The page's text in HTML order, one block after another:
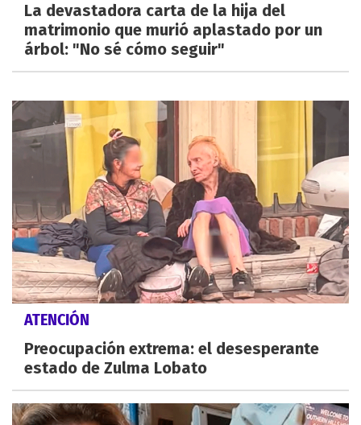
La devastadora carta de la hija del
matrimonio que murió aplastado por un
árbol: "No sé cómo seguir"
ATENCIÓN
Preocupación extrema: el desesperante
estado de Zulma Lobato